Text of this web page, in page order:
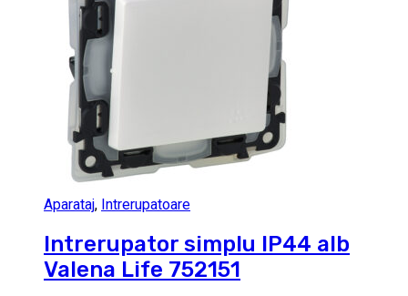
Aparataj, Intrerupatoare
Intrerupator simplu IP44 alb
Valena Life 752151